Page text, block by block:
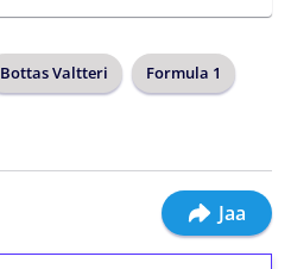
Bottas Valtteri Formula 1
Jaa